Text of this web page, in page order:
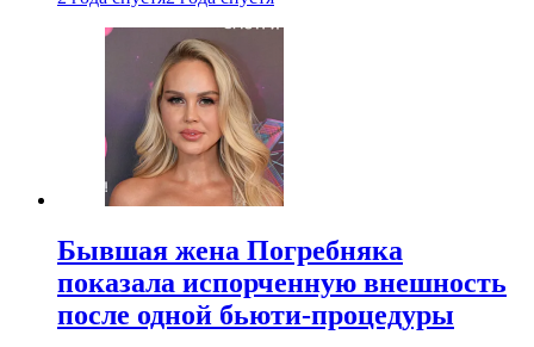
Бывшая жена Погребняка
показала испорченную внешность
после одной бьюти-процедуры